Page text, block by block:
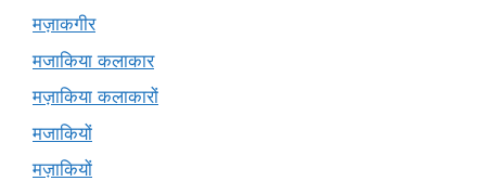
मज़ाकगीर
मजाकिया कलाकार
मज़ाकिया कलाकारों
मजाकियों
मज़ाकियों